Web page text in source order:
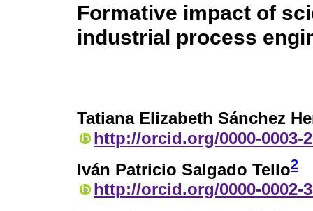
Formative impact of
industrial process
Tatiana Elizabeth Sánchez
http://orcid.org/0000-0003-
Iván Patricio Salgado Tello2
http://orcid.org/0000-0002-